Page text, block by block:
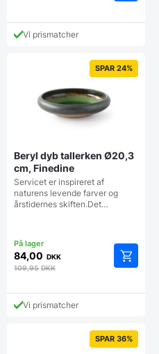
Vi prismatcher
SPAR 24%
Beryl dyb tallerken Ø20,3
cm, Finedine
Servicet er inspireret af
naturens levende farver og
årstidernes skiften.Det…
84,00 DKK
109,95DKK
Vi prismatcher
SPAR 36%